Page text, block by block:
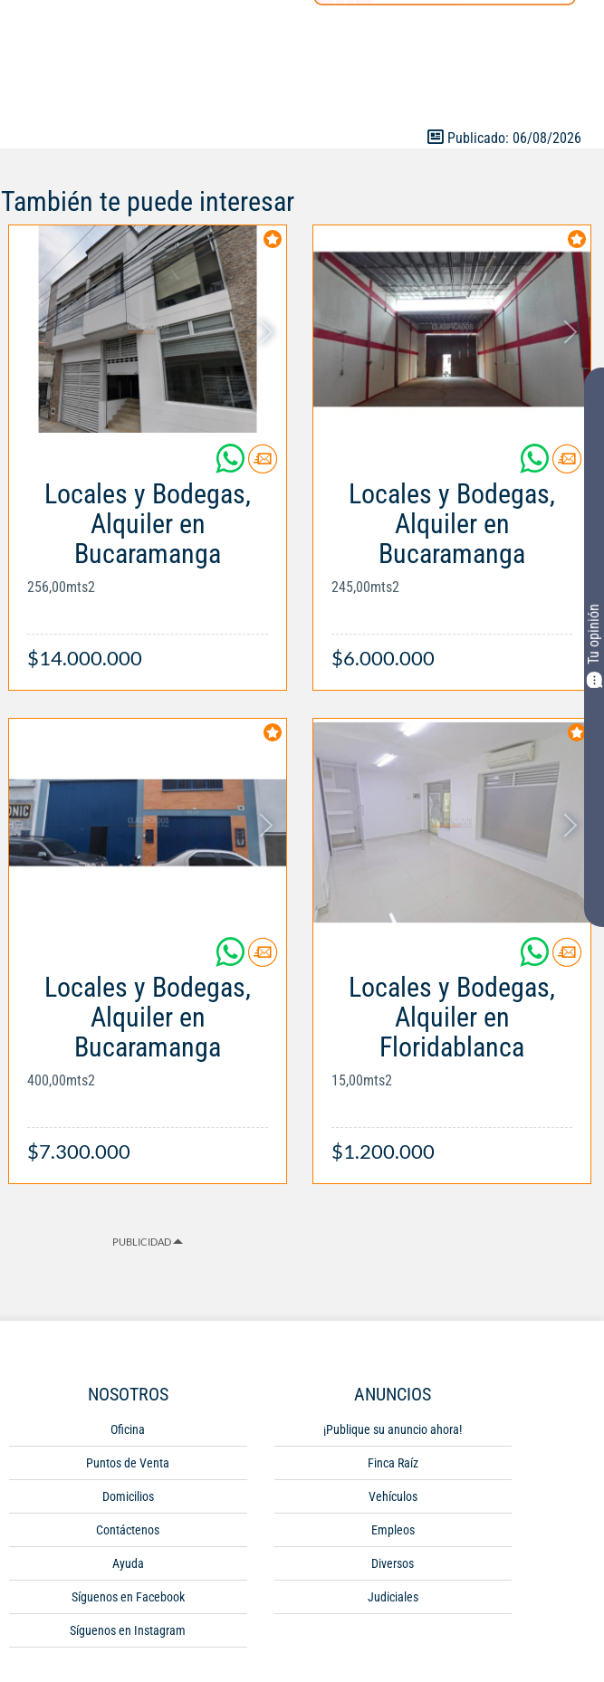
Tu opinión
Publicado: 06/08/2026
También te puede interesar
Locales y Bodegas,
Alquiler en
Bucaramanga
256,00mts2
$14.000.000
Locales y Bodegas,
Alquiler en
Bucaramanga
245,00mts2
$6.000.000
Locales y Bodegas,
Alquiler en
Bucaramanga
400,00mts2
$7.300.000
Locales y Bodegas,
Alquiler en
Floridablanca
15,00mts2
$1.200.000
PUBLICIDAD
NOSOTROS
Oficina
Puntos de Venta
Domicilios
Contáctenos
Ayuda
Síguenos en Facebook
Síguenos en Instagram
ANUNCIOS
¡Publique su anuncio ahora!
Finca Raíz
Vehículos
Empleos
Diversos
Judiciales